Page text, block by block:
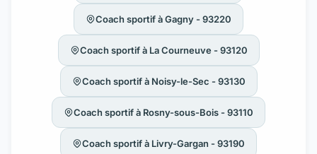
Coach sportif à Gagny - 93220
Coach sportif à La Courneuve - 93120
Coach sportif à Noisy-le-Sec - 93130
Coach sportif à Rosny-sous-Bois - 93110
Coach sportif à Livry-Gargan - 93190